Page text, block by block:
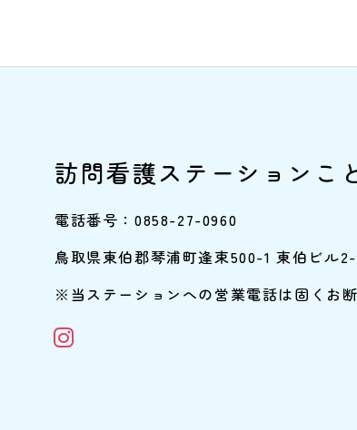
訪問看護ステーションこ
電話番号：0858-27-0960
鳥取県東伯郡琴浦町逢束500-1 東伯ビル
※当ステーションへの営業電話は固くお断